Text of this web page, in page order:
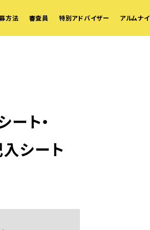
方法 審査員 特別アドバイザー アルムナイ
ト・
シート